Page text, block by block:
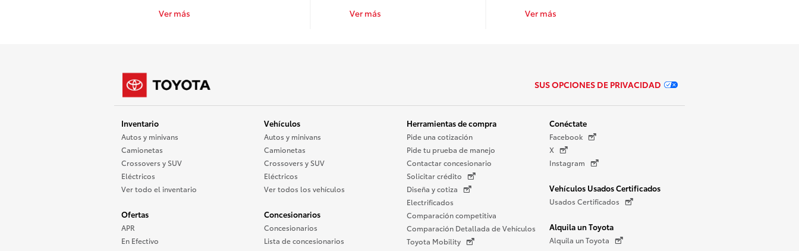
Ver más
Ver más Ver más
SUS OPCIONES DE PRIVACIDAD
Inventario
Autos y minivans
Camionetas
Crossovers y SUV
Eléctricos
Ver todo el inventario
Ofertas
APR
En Efectivo
Vehículos
Autos y minivans
Camionetas
Crossovers y SUV
Eléctricos
Ver todos los vehículos
Concesionarios
Concesionarios
Lista de concesionarios
Herramientas de compra
Pide una cotización
Pide tu prueba de manejo
Contactar concesionario
Solicitar crédito
Diseña y cotiza
Electrificados
Comparación competitiva
Comparación Detallada de Vehículos
Toyota Mobility
Conéctate
Facebook
X
Instagram
Vehículos Usados Certificados
Usados Certificados
Alquila un Toyota
Alquila un Toyota